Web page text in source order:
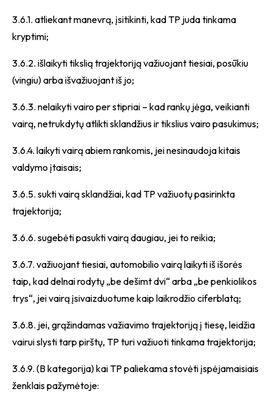
3.6.1. atliekant manevrą, įsitikinti, kad TP juda tinkama
kryptimi;
3.6.2. išlaikyti tikslią trajektoriją važiuojant tiesiai, posūkiu
(vingiu) arba išvažiuojant iš jo;
3.6.3. nelaikyti vairo per stipriai – kad rankų jėga, veikianti
vairą, netrukdytų atlikti sklandžius ir tikslius vairo pasukimus;
3.6.4. laikyti vairą abiem rankomis, jei nesinaudoja kitais
valdymo įtaisais;
3.6.5. sukti vairą sklandžiai, kad TP važiuotų pasirinkta
trajektorija;
3.6.6. sugebėti pasukti vairą daugiau, jei to reikia;
3.6.7. važiuojant tiesiai, automobilio vairą laikyti iš išorės
taip, kad delnai rodytų „be dešimt dvi“ arba „be penkiolikos
trys“, jei vairą įsivaizduotume kaip laikrodžio ciferblatą;
3.6.8. jei, grąžindamas važiavimo trajektoriją į tiesę, leidžia
vairui slysti tarp pirštų, TP turi važiuoti tinkama trajektorija;
3.6.9. (B kategorija) kai TP paliekama stovėti įspėjamaisiais
ženklais pažymėtoje: